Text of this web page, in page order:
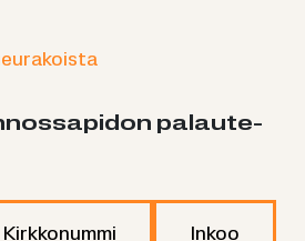
pa­lau­te­
Kirkkonummi Inkoo